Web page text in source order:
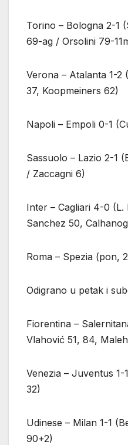
Torino – Bologna 2-1
69-ag / Orsolini 79-
Verona – Atalanta 1-
37, Koopmeiners 62)
Napoli – Empoli 0-1
Sassuolo – Lazio 2-1
/ Zaccagni 6)
Inter – Cagliari 4-0
Sanchez 50,
Roma – Spezia (pon,
Odigrano u petak i
Fiorentina –
Vlahović 51, 84,
Venezia – Juventus
32)
Udinese – Milan 1-1
90+2)